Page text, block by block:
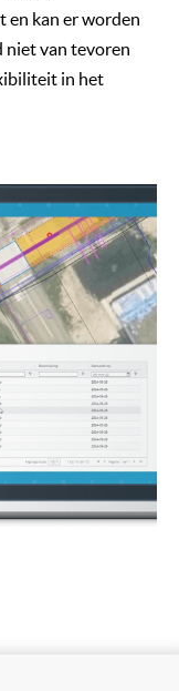
en kan er worden
niet van tevoren
in het